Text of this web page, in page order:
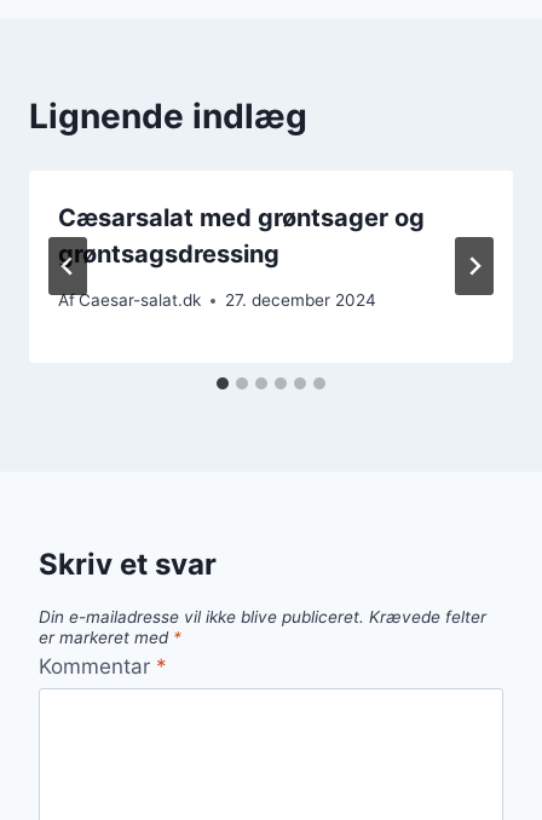
Lignende indlæg
Cæsarsalat med grøntsager og
grøntsagsdressing
AfCaesar-salat.dk 27. december 2024
Skriv et svar
Din e-mailadresse vil ikke blive publiceret. Krævede felter
er markeret med *
Kommentar *